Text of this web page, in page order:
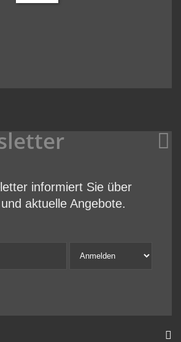
informiert Sie über
aktuelle Angebote.